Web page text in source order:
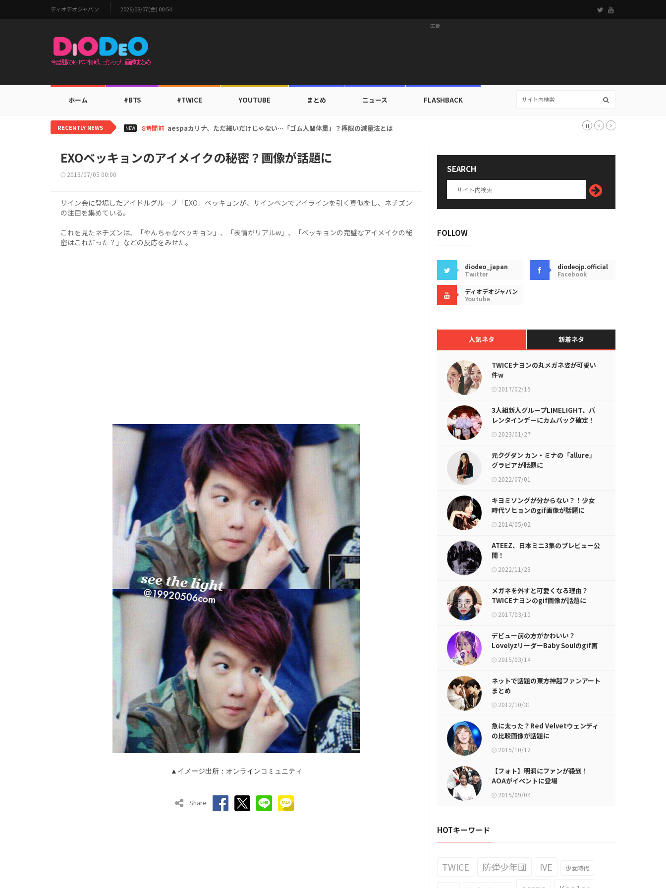
ディオデオジャパン 2026/08/07(金) 00:54
広告
ホーム #BTS #TWICE YOUTUBE まとめ ニュース FLASHBACK
RECENTLY NEWS NEW 10時間前 TWICEモモ、家族にワールドツアーの旅行費用全額サポート！22カ国・64都市以上
EXOベッキョンのアイメイクの秘密？画像が話題に
2013/07/05 00:00
サイン会に登場したアイドルグループ「EXO」ベッキョンが、サインペンでアイラインを引く真似をし、ネチズン
の注目を集めている。
これを見たネチズンは、「やんちゃなベッキョン」、「表情がリアルw」、「ベッキョンの完璧なアイメイクの秘
密はこれだった？」などの反応をみせた。
▲イメージ出所：オンラインコミュニティ
Share
SEARCH
FOLLOW
diodeo_japan
Twitter
diodeojp.official
Facebook
ディオデオジャパン
Youtube
人気ネタ 新着ネタ
TWICEナヨンの丸メガネ姿が可愛い
件w
2017/02/15
3人組新人グループLIMELIGHT、バ
レンタインデーにカムバック確定！
2023/01/27
元クグダン カン・ミナの「allure」
グラビアが話題に
2022/07/01
キヨミソングが分からない？！少女
時代ソヒョンのgif画像が話題に
2014/05/02
ATEEZ、日本ミニ3集のプレビュー公
開！
2022/11/23
メガネを外すと可愛くなる理由？
TWICEナヨンのgif画像が話題に
2017/03/10
デビュー前の方がかわいい？
LovelyzリーダーBaby Soulのgif画
像が話題に
2015/03/14
ネットで話題の東方神起ファンアート
まとめ
2012/10/31
急に太った？Red Velvetウェンディ
の比較画像が話題に
2015/10/12
【フォト】明洞にファンが殺到！
AOAがイベントに登場
2015/09/04
HOTキーワード
TWICE 防弾少年団 IVE 少女時代